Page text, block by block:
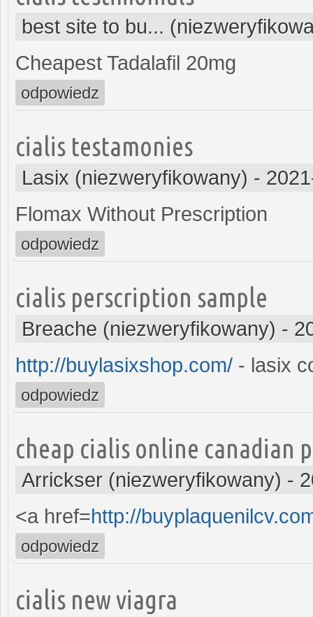
best site to bu...
Cheapest Tadalafil 20mg
odpowiedz
cialis testamonies
Lasix (niezweryfikowany) -
Flomax Without Prescription
odpowiedz
cialis perscription sample
Breache (niezweryfikowany) -
http://buylasixshop.com/ - lasix
odpowiedz
cheap cialis online canadian
Arrickser (niezweryfikowany) -
<a href=http://
odpowiedz
cialis new viagra